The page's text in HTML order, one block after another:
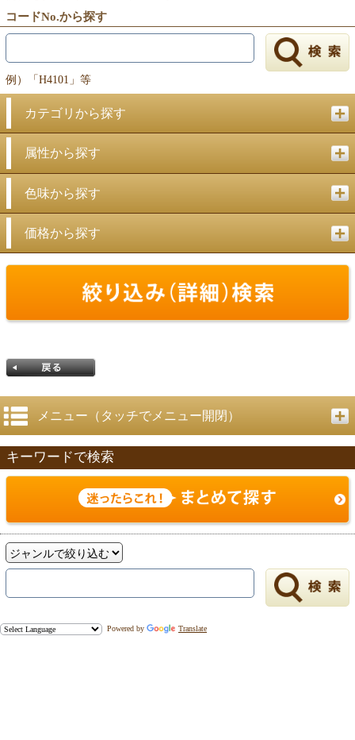
コードNo.から探す
例）「H4101」等
カテゴリから探す
属性から探す
色味から探す
価格から探す
戻る
メニュー（タッチでメニュー開閉）
キーワードで検索
Powered by Translate